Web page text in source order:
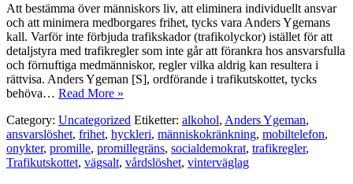
Att bestämma över människors liv, att eliminera individuellt ansvar
och att minimera medborgares frihet, tycks vara Anders Ygemans
kall. Varför inte förbjuda trafikskador (trafikolyckor) istället för att
detaljstyra med trafikregler som inte går att förankra hos ansvarsfulla
och förnuftiga medmänniskor, regler vilka aldrig kan resultera i
rättvisa. Anders Ygeman [S], ordförande i trafikutskottet, tycks
behöva… Read More »
Category: Uncategorized Etiketter: alkohol, Anders Ygeman,
ansvarslöshet, frihet, hyckleri, människokränkning, mobiltelefon,
onykter, promille, promillegräns, socialdemokrat, trafikregler,
Trafikutskottet, vägsalt, vårdslöshet, vinterväglag